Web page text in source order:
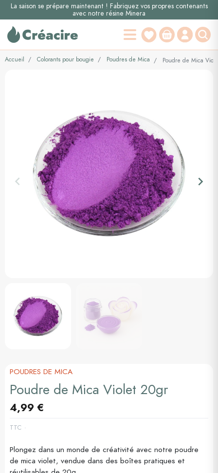
La saison se prépare maintenant ! Fabriquez vos propres contenants
avec notre résine Minera
Accueil Colorants pour bougie Poudres de Mica Poudre de Mica
Précédent
keyboard_arrow_left keyboard_arrow_right
POUDRES DE MICA
Poudre de Mica Violet 20gr
4,99 €
TTC
Plongez dans un monde de créativité avec notre poudre
de mica violet, vendue dans des boîtes pratiques et